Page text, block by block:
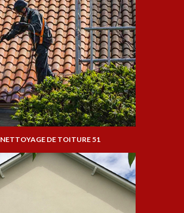
NETTOYAGE DE TOITURE 51